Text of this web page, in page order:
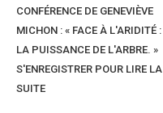
CONFÉRENCE DE GENEVIÈVE
MICHON : « FACE À L'ARIDITÉ :
LA PUISSANCE DE L'ARBRE. »
S'ENREGISTRER POUR LIRE LA
SUITE